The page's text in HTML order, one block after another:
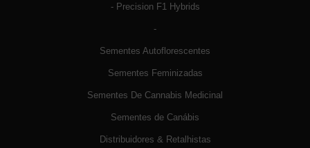
- Precision F1 Hybrids
-
Sementes Autoflorescentes
Sementes Feminizadas
Sementes De Cannabis Medicinal
Sementes de Canábis
Distribuidores & Retalhistas